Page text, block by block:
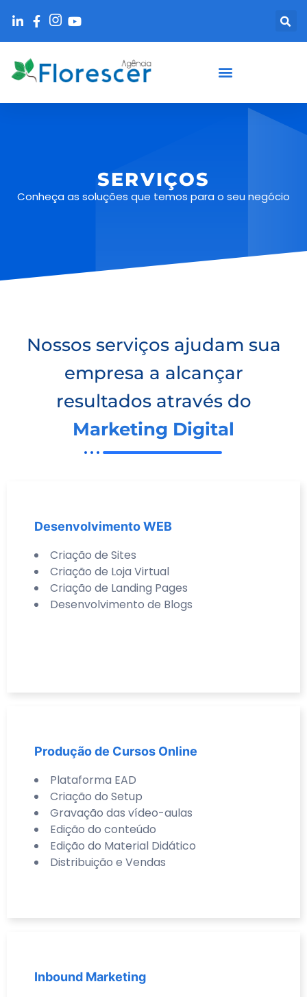
SERVIÇOS
Conheça as soluções que temos para o seu negócio
Nossos serviços ajudam sua
empresa a alcançar
resultados através do
Marketing Digital
Desenvolvimento WEB
Criação de Sites
Criação de Loja Virtual
Criação de Landing Pages
Desenvolvimento de Blogs
Produção de Cursos Online
Plataforma EAD
Criação do Setup
Gravação das vídeo-aulas
Edição do conteúdo
Edição do Material Didático
Distribuição e Vendas
Inbound Marketing